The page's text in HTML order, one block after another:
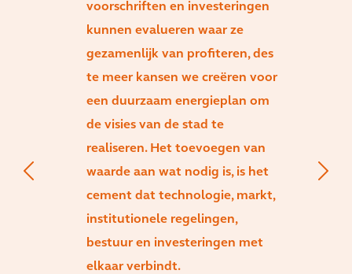
voorschriften en investeringen
kunnen evalueren waar ze
gezamenlijk van profiteren, des
te meer kansen we creëren voor
een duurzaam energieplan om
de visies van de stad te
realiseren. Het toevoegen van
waarde aan wat nodig is, is het
cement dat technologie, markt,
institutionele regelingen,
bestuur en investeringen met
elkaar verbindt.